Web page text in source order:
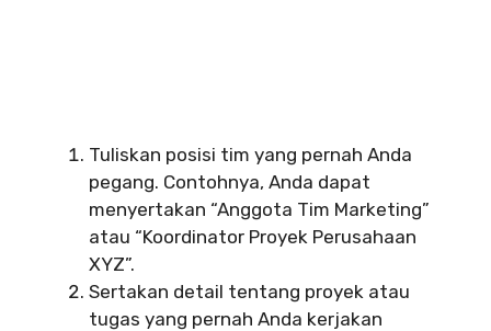
Tuliskan posisi tim yang pernah Anda
pegang. Contohnya, Anda dapat
menyertakan “Anggota Tim Marketing”
atau “Koordinator Proyek Perusahaan
XYZ”.
Sertakan detail tentang proyek atau
tugas yang pernah Anda kerjakan